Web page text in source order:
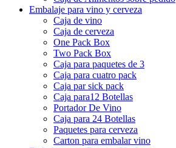
Embalaje para vino y cerveza
Caja de vino
Caja de cerveza
One Pack Box
Two Pack Box
Caja para paquetes de 3
Caja para cuatro pack
Caja par sick pack
Caja para12 Botellas
Portador De Vino
Caja para 24 Botellas
Paquetes para cerveza
Carton para embalar vino